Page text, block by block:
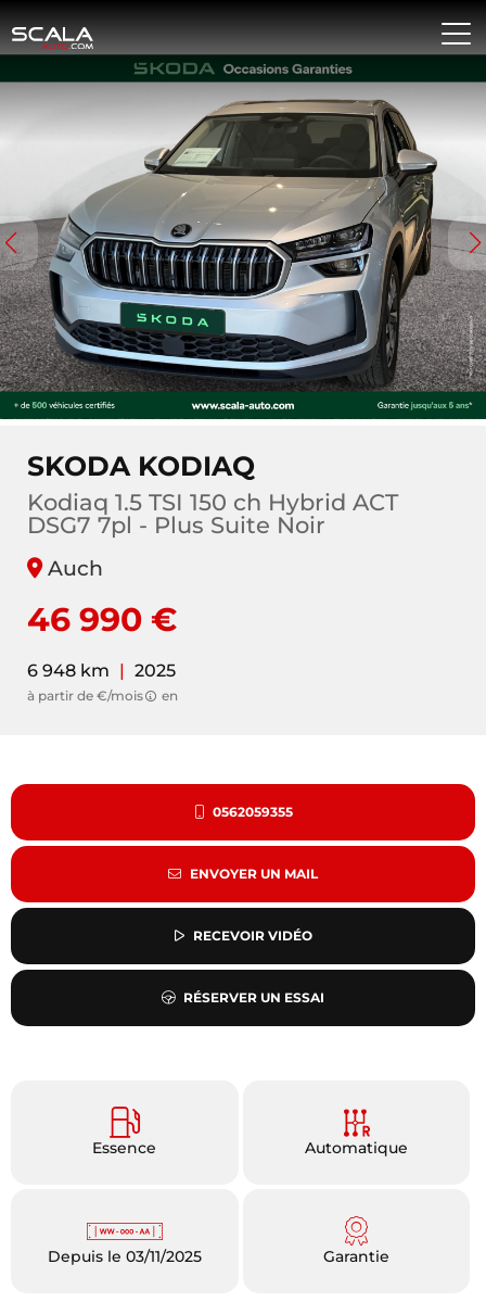
SKODA KODIAQ
Kodiaq 1.5 TSI 150 ch Hybrid ACT
DSG7 7pl - Plus Suite Noir
Auch
46 990 €
6 948 km | 2025
à partir de €/mois en
0562059355
ENVOYER UN MAIL
RECEVOIR VIDÉO
RÉSERVER UN ESSAI
Essence Automatique
Depuis le 03/11/2025 Garantie